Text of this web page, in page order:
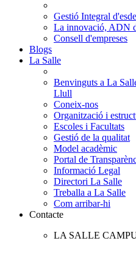
Gestió Integral
La innovació, ADN
Consell d'empreses
Blogs
La Salle
Benvinguts a La
Llull
Coneix-nos
Organització i
Escoles i Facultats
Gestió de la qualitat
Model acadèmic
Portal de
Informació Legal
Directori La Salle
Treballa a La Salle
Com arribar-hi
Contacte
LA SALLE